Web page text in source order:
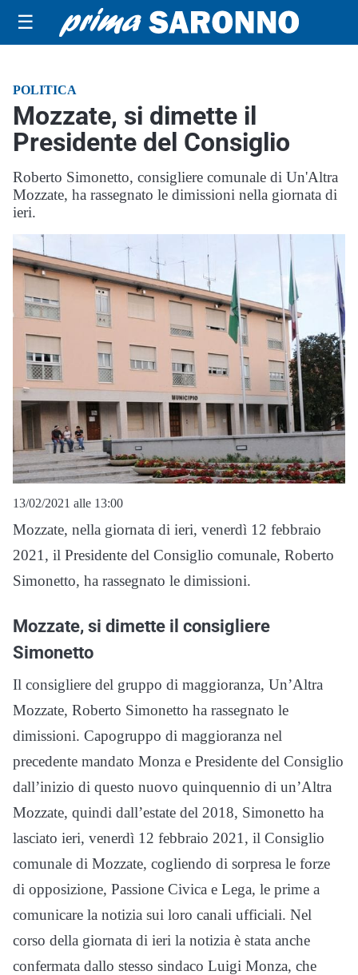
☰
POLITICA
Mozzate, si dimette il
Presidente del Consiglio
Roberto Simonetto, consigliere comunale di Un'Altra
Mozzate, ha rassegnato le dimissioni nella giornata di
ieri.
13/02/2021 alle 13:00
Mozzate, nella giornata di ieri, venerdì 12 febbraio
2021, il Presidente del Consiglio comunale, Roberto
Simonetto, ha rassegnato le dimissioni.
Mozzate, si dimette il consigliere
Simonetto
Il consigliere del gruppo di maggioranza, Un’Altra
Mozzate, Roberto Simonetto ha rassegnato le
dimissioni. Capogruppo di maggioranza nel
precedente mandato Monza e Presidente del Consiglio
dall’inizio di questo nuovo quinquennio di un’Altra
Mozzate, quindi dall’estate del 2018, Simonetto ha
lasciato ieri, venerdì 12 febbraio 2021, il Consiglio
comunale di Mozzate, cogliendo di sorpresa le forze
di opposizione, Passione Civica e Lega, le prime a
comunicare la notizia sui loro canali ufficiali. Nel
corso della giornata di ieri la notizia è stata anche
confermata dallo stesso sindaco Luigi Monza, che